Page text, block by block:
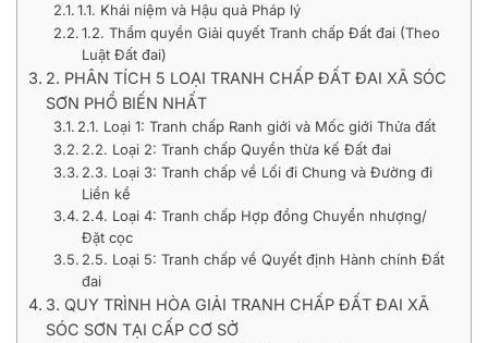
1.1. Khái niệm và Hậu quả Pháp lý
1.2. Thẩm quyền Giải quyết Tranh chấp Đất đai (Theo
Luật Đất đai)
2. PHÂN TÍCH 5 LOẠI TRANH CHẤP ĐẤT ĐAI XÃ SÓC
SƠN PHỔ BIẾN NHẤT
2.1. Loại 1: Tranh chấp Ranh giới và Mốc giới Thửa đất
2.2. Loại 2: Tranh chấp Quyền thừa kế Đất đai
2.3. Loại 3: Tranh chấp về Lối đi Chung và Đường đi
Liền kề
2.4. Loại 4: Tranh chấp Hợp đồng Chuyển nhượng/
Đặt cọc
2.5. Loại 5: Tranh chấp về Quyết định Hành chính Đất
đai
3. QUY TRÌNH HÒA GIẢI TRANH CHẤP ĐẤT ĐAI XÃ
SÓC SƠN TẠI CẤP CƠ SỞ